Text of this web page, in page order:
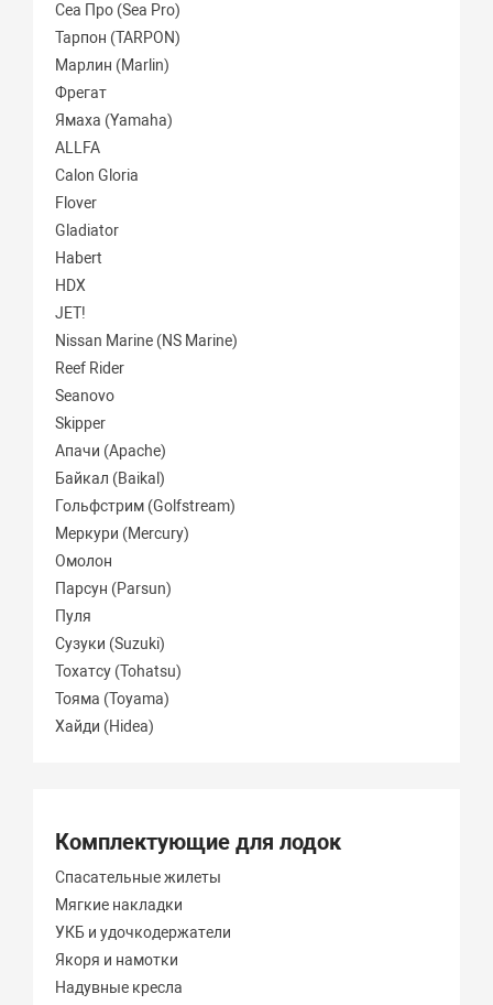
Сеа Про (Sea Pro)
Тарпон (TARPON)
Марлин (Marlin)
Фрегат
Ямаха (Yamaha)
ALLFA
Calon Gloria
Flover
Gladiator
Habert
HDX
JET!
Nissan Marine (NS Marine)
Reef Rider
Seanovo
Skipper
Апачи (Apache)
Байкал (Baikal)
Гольфстрим (Golfstream)
Меркури (Mercury)
Омолон
Парсун (Parsun)
Пуля
Сузуки (Suzuki)
Тохатсу (Tohatsu)
Тояма (Toyama)
Хайди (Hidea)
Комплектующие для лодок
Спасательные жилеты
Мягкие накладки
УКБ и удочкодержатели
Якоря и намотки
Надувные кресла